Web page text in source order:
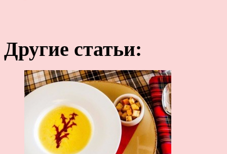
Другие статьи: